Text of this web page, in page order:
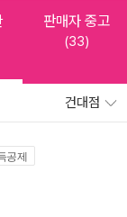
판매자 중고
(33)
건대점
공제